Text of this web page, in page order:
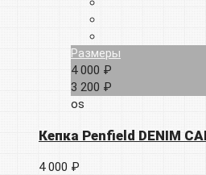
Размеры
4 000 ₽
3 200 ₽
os
Кепка Penfield DENIM
4 000 ₽